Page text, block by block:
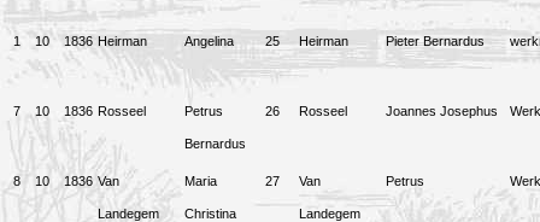
1 10 1836 Heirman Angelina 25 Heirman Pieter Bernardus
7 10 1836 Rosseel Petrus
Bernardus
26 Rosseel Joannes Josephus
8 10 1836 Van
Landegem
Maria
Christina
27 Van
Landegem
Petrus